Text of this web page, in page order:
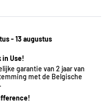
-13 augustus
in Use!
garantie van 2 jaar van
met de Belgische